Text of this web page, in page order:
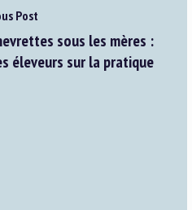
Post
sous les mères :
éleveurs sur la pratique